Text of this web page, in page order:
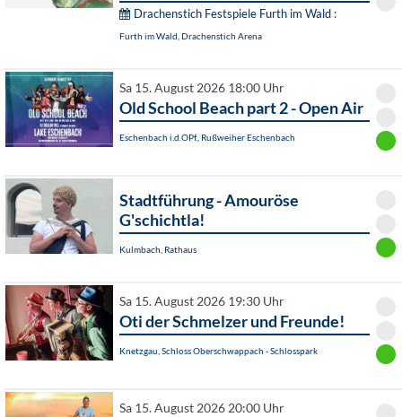
Drachenstich Festspiele Furth im Wald :
Furth im Wald, Drachenstich Arena
Sa 15. August 2026 18:00 Uhr
Old School Beach part 2 - Open Air
Eschenbach i.d.OPf., Rußweiher Eschenbach
Stadtführung - Amouröse
G'schichtla!
Kulmbach, Rathaus
Sa 15. August 2026 19:30 Uhr
Oti der Schmelzer und Freunde!
Knetzgau, Schloss Oberschwappach - Schlosspark
Sa 15. August 2026 20:00 Uhr